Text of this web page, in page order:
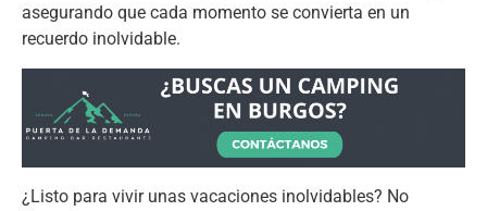
asegurando que cada momento se convierta en un
recuerdo inolvidable.
¿Listo para vivir unas vacaciones inolvidables? No